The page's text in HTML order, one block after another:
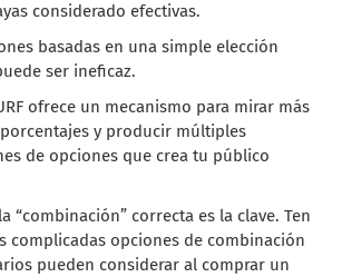
considerado efectivas.
basadas en una simple elección
ser ineficaz.
ofrece un mecanismo para mirar más
y producir múltiples
de opciones que crea tu público
“combinación” correcta es la clave. Ten
complicadas opciones de combinación
pueden considerar al comprar un